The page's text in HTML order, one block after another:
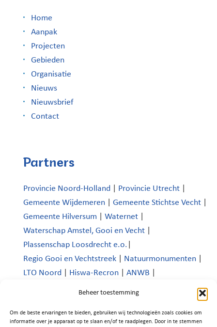
Beheer toestemming
Om de beste ervaringen te bieden, gebruiken wij technologieën zoals cookies om
informatie over je apparaat op te slaan en/of te raadplegen. Door in te stemmen
Home
Aanpak
Projecten
Gebieden
Organisatie
Nieuws
Nieuwsbrief
Contact
Partners
Provincie Noord-Holland Provincie Utrecht
Gemeente Wijdemeren
Gemeente Stichtse Vecht
Gemeente Hilversum
Waternet
Waterschap Amstel, Gooi en Vecht
Plassenschap Loosdrecht e.o.
Regio Gooi en Vechtstreek
Natuurmonumenten
LTO Noord
Hiswa-Recron ANWB
Platform Recreatie en Toerisme Wijdemeren|